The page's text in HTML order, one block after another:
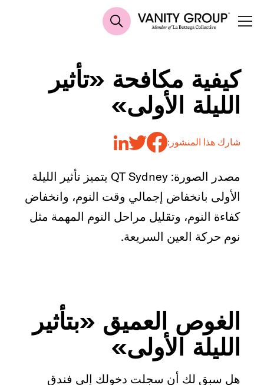
كيفية مكافحة «تأثير
الليلة الأولى»
شارك هذا المنشور:
مصدر الصورة: QT Sydney يتميز تأثير الليلة
الأولى بانخفاض إجمالي وقت النوم، وانخفاض
كفاءة النوم، وتقليل مراحل النوم المهمة مثل
نوم حركة العين السريعة.
الغوص العميق «بتأثير
الليلة الأولى»
هل سبق لك أن سجلت دخولك إلى فندق